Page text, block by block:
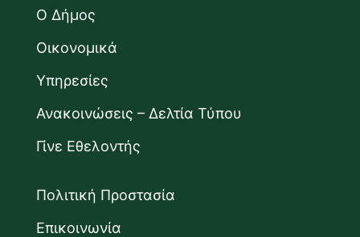
Ο Δήμος
Οικονομικά
Υπηρεσίες
Ανακοινώσεις – Δελτία Τύπου
Γίνε Εθελοντής
Πολιτική Προστασία
Επικοινωνία